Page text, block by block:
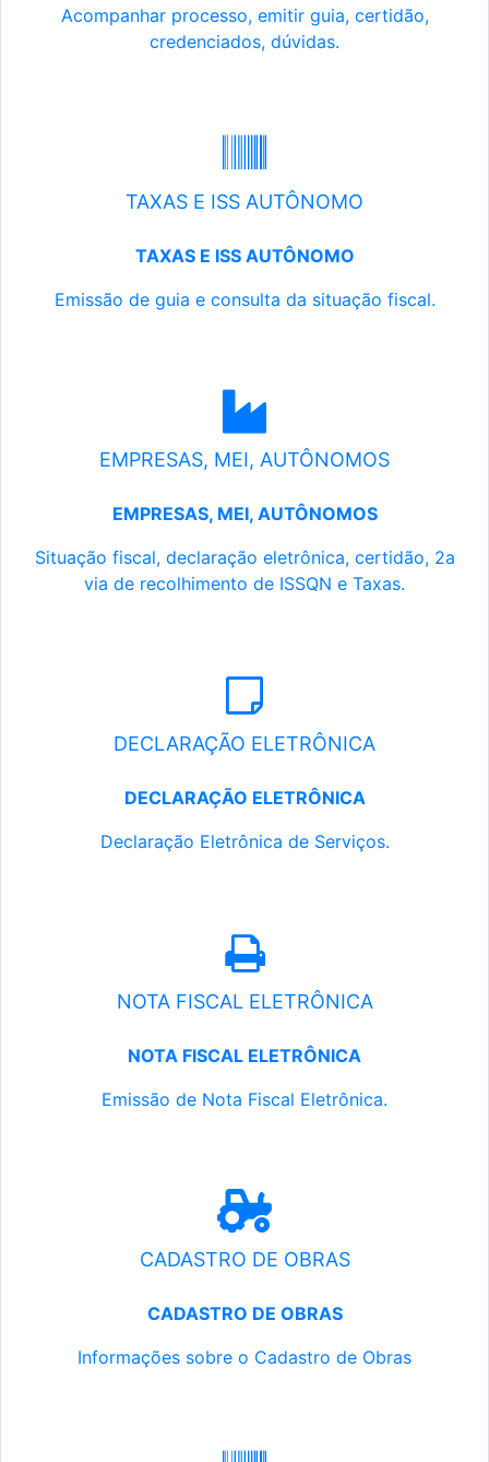
Acompanhar processo, emitir guia, certidão,
credenciados, dúvidas.
TAXAS E ISS AUTÔNOMO
TAXAS E ISS AUTÔNOMO
Emissão de guia e consulta da situação fiscal.
EMPRESAS, MEI, AUTÔNOMOS
EMPRESAS, MEI, AUTÔNOMOS
Situação fiscal, declaração eletrônica, certidão, 2a
via de recolhimento de ISSQN e Taxas.
DECLARAÇÃO ELETRÔNICA
DECLARAÇÃO ELETRÔNICA
Declaração Eletrônica de Serviços.
NOTA FISCAL ELETRÔNICA
NOTA FISCAL ELETRÔNICA
Emissão de Nota Fiscal Eletrônica.
CADASTRO DE OBRAS
CADASTRO DE OBRAS
Informações sobre o Cadastro de Obras